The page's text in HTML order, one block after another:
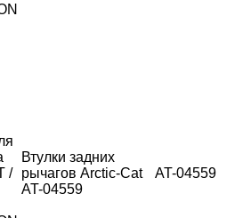
Втулки задних
рычагов Arctic-Cat
AT-04559
AT-04559